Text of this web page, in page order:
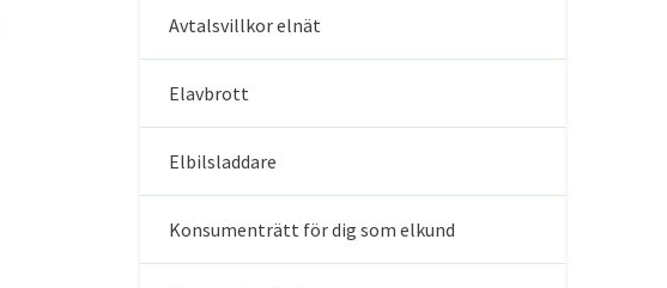
Avtalsvillkor elnät
Elavbrott
Elbilsladdare
Konsumenträtt för dig som elkund